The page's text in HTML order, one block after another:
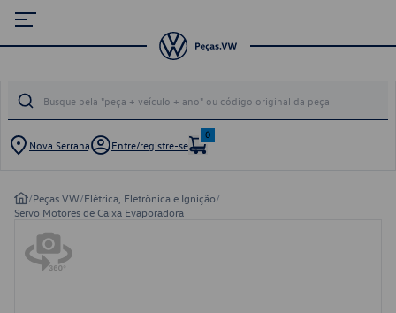
Nova Serrana Entre/registre-se
0
/Peças VW/Elétrica, Eletrônica e Ignição/
Servo Motores de Caixa Evaporadora